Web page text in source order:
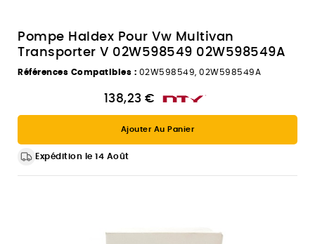
Pompe Haldex Pour Vw Multivan
Transporter V 02W598549 02W598549A
Références Compatibles : 02W598549, 02W598549A
138,23 €
Ajouter Au Panier
Expédition le 14 Août